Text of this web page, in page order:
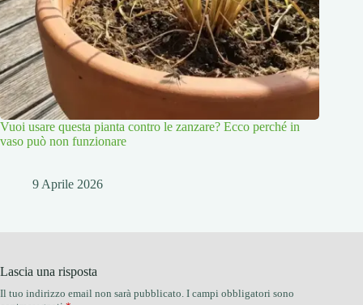
Vuoi usare questa pianta contro le zanzare? Ecco perché in
vaso può non funzionare
9 Aprile 2026
Lascia una risposta
Il tuo indirizzo email non sarà pubblicato. I campi obbligatori sono